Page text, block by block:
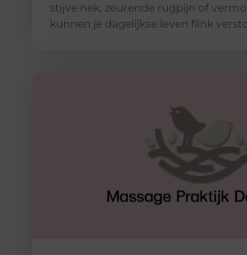
stijve nek, zeurende rugpijn of
kunnen je dagelijkse leven flink